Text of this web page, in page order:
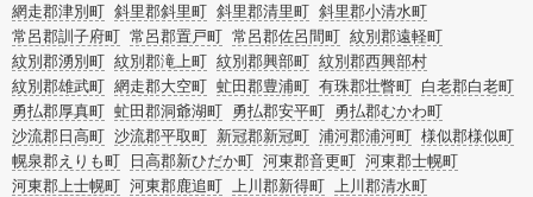
網走郡津別町 斜里郡斜里町 斜里郡清里町 斜里郡小清水町
常呂郡訓子府町 常呂郡置戸町 常呂郡佐呂間町 紋別郡遠軽町
紋別郡湧別町 紋別郡滝上町 紋別郡興部町 紋別郡西興部村
紋別郡雄武町 網走郡大空町 虻田郡豊浦町 有珠郡壮瞥町 白老郡白老町
勇払郡厚真町 虻田郡洞爺湖町 勇払郡安平町 勇払郡むかわ町
沙流郡日高町 沙流郡平取町 新冠郡新冠町 浦河郡浦河町 様似郡様似町
幌泉郡えりも町
日高郡新ひだか町 河東郡音更町 河東郡士幌町
河東郡上士幌町 河東郡鹿追町 上川郡新得町 上川郡清水町